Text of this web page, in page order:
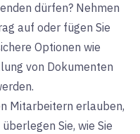
dürfen? Nehmen
auf oder fügen Sie
Optionen wie
von Dokumenten
Mitarbeitern erlauben,
Sie, wie Sie